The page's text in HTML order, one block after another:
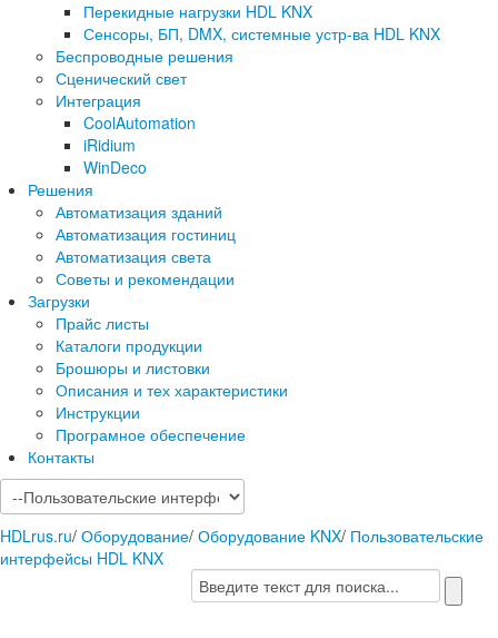
Перекидные нагрузки HDL KNX
Сенсоры, БП, DMX, системные устр-ва HDL KNX
Беспроводные решения
Сценический свет
Интеграция
CoolAutomation
iRidium
WinDeco
Решения
Автоматизация зданий
Автоматизация гостиниц
Автоматизация света
Советы и рекомендации
Загрузки
Прайс листы
Каталоги продукции
Брошюры и листовки
Описания и тех характеристики
Инструкции
Програмное обеспечение
Контакты
HDLrus.ru/ Оборудование/ Оборудование KNX/ Пользовательские
интерфейсы HDL KNX